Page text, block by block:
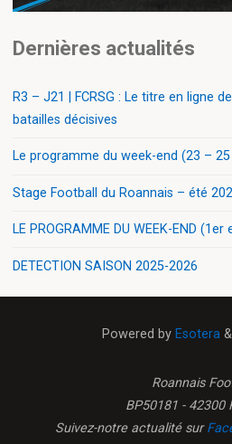
Dernières actualités
R3 – J21 | FCRSG : Le titre en ligne
batailles décisives
Le programme du week-end (23 –
Stage Football du Roannais – été
LE PROGRAMME DU WEEK-END
DETECTION SAISON 2025-2026
Powered by Esotera &
Roannais
BP50181 - 42300
Suivez-notre actualité sur